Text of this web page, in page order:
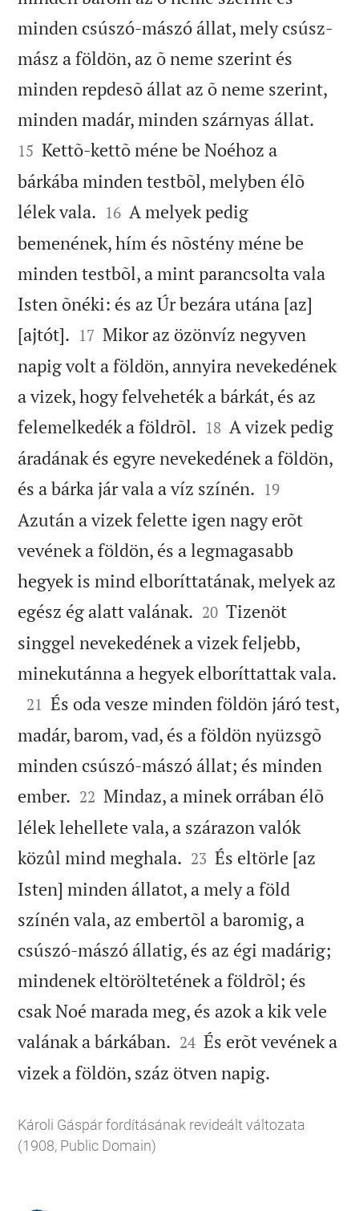
minden csúszó-mászó állat, mely csúsz-
mász a földön, az õ neme szerint és
minden repdesõ állat az õ neme szerint,
minden madár, minden szárnyas állat.
15 Kettõ-kettõ méne be Noéhoz a
bárkába minden testbõl, melyben élõ
lélek vala. 

16 A melyek pedig
bemenének, hím és nõstény méne be
minden testbõl, a mint parancsolta vala
Isten õnéki: és az Úr bezára utána [az]
[ajtót]. 

17 Mikor az özönvíz negyven
napig volt a földön, annyira nevekedének
a vizek, hogy felveheték a bárkát, és az
felemelkedék a földrõl. 

18 A vizek pedig
áradának és egyre nevekedének a földön,
és a bárka jár vala a víz színén. 

19
Azután a vizek felette igen nagy erõt
vevének a földön, és a legmagasabb
hegyek is mind elboríttatának, melyek az
egész ég alatt valának. 

20 Tizenöt
singgel nevekedének a vizek feljebb,
minekutánna a hegyek elboríttattak vala.

21 És oda vesze minden földön járó test,
madár, barom, vad, és a földön nyüzsgõ
minden csúszó-mászó állat; és minden
ember. 

22 Mindaz, a minek orrában élõ
lélek lehellete vala, a szárazon valók
közûl mind meghala. 

23 És eltörle [az
Isten] minden állatot, a mely a föld
színén vala, az embertõl a baromig, a
csúszó-mászó állatig, és az égi madárig;
mindenek eltöröltetének a földrõl; és
csak Noé marada meg, és azok a kik vele
valának a bárkában. 

24 És erõt vevének a
vizek a földön, száz ötven napig.
Károli Gáspár fordításának revideált változata
(1908, Public Domain)